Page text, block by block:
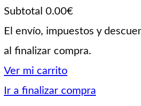
Productos
del
carrito
Subtotal 0.00€
El envío, impuestos y
al finalizar compra.
Ver mi carrito
Ir a finalizar compra